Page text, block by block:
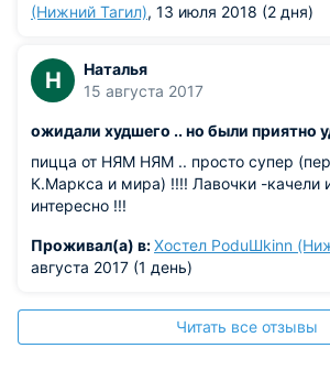
(Нижний Тагил), 13 июля 2018 (2 дня)
Н
Наталья
15 августа 2017
ожидали худшего .. но были приятно
пицца от НЯМ НЯМ .. просто супер
К.Маркса и мира) !!!! Лавочки -качели
интересно !!!
Проживал(а) в:Хостел PoduШkinn
августа 2017 (1 день)
Читать все отзывы